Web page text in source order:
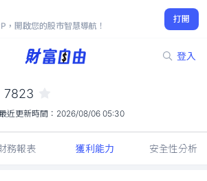
，開啟您的股市智慧導航！
打開
登入
85.00
0.59%
7823
近更新時間： 2026/08/06 05:30
務報表 獲利能力 安全性分析